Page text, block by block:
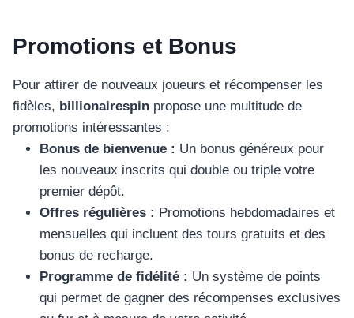
Promotions et Bonus
Pour attirer de nouveaux joueurs et récompenser les
fidèles, billionairespin propose une multitude de
promotions intéressantes :
Bonus de bienvenue : Un bonus généreux pour
les nouveaux inscrits qui double ou triple votre
premier dépôt.
Offres régulières : Promotions hebdomadaires et
mensuelles qui incluent des tours gratuits et des
bonus de recharge.
Programme de fidélité : Un système de points
qui permet de gagner des récompenses exclusives